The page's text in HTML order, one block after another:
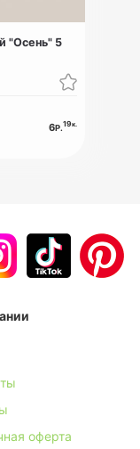
"Осень" 5
6Р.19к.
оферта